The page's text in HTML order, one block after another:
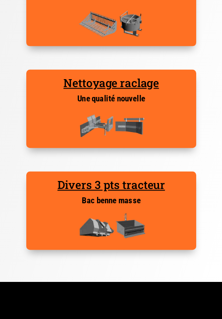
Nettoyage raclage
Une qualité nouvelle
Divers 3 pts tracteur
Bac benne masse